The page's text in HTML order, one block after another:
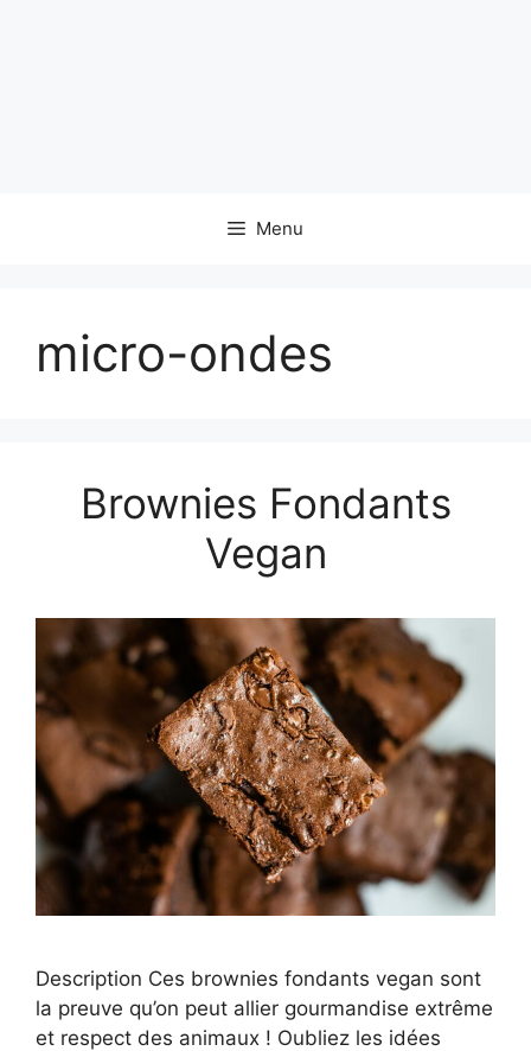
Menu
micro-ondes
Brownies Fondants
Vegan
Description Ces brownies fondants vegan sont
la preuve qu’on peut allier gourmandise extrême
et respect des animaux ! Oubliez les idées